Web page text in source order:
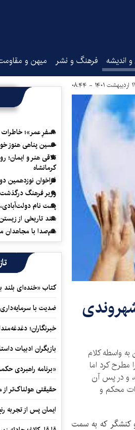
اندیشه فرهنگ و نشر میهن و
واسطه کلام
مطرح کرد اما
و در پس آن
محکم و
کنشگر که به سمت
«سفرِ عمر»؛ خاطرات
حسین پناهی هنوز
تلاقی هنر و ایمان؛
کرمانشاه
فراخوان نوزدهمین
وزیر فرهنگ
پشت نام
سند تاریخی از
هم‌صدا با مجاهدان
کتاب «خنده‌ای بلند
ضدیت با
خبرنگاران؛
بازیگران ادبیات
«برنامه راهبردی
حقیقتی هولناک‌تر
ایمان پس از تجربه